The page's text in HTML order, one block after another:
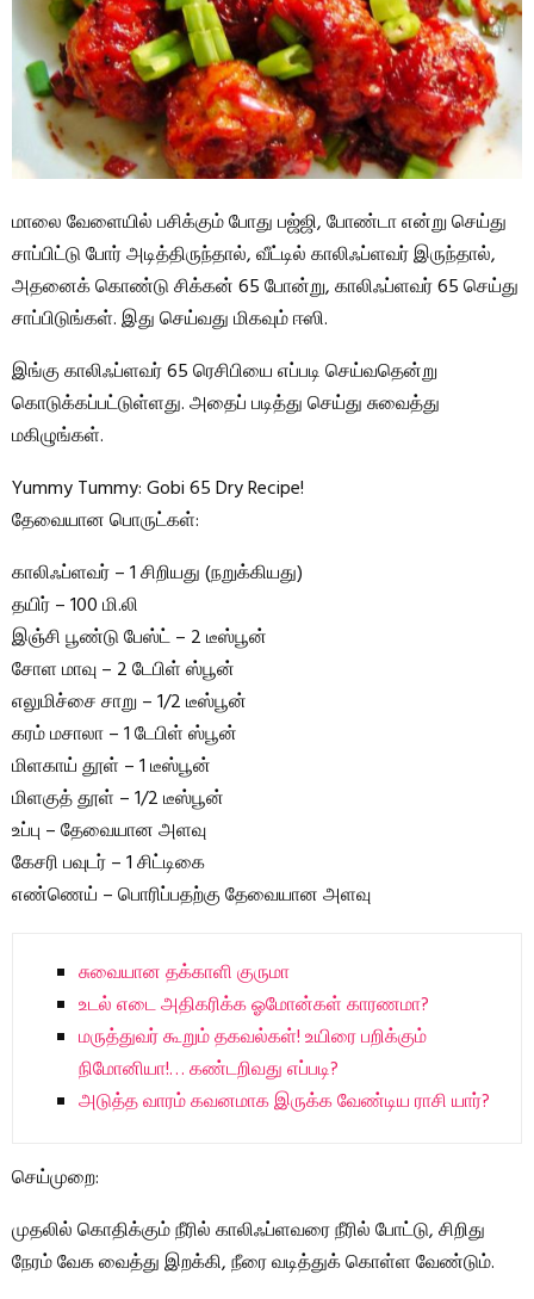
மாலை வேளையில் பசிக்கும் போது பஜ்ஜி, போண்டா என்று செய்து
சாப்பிட்டு போர் அடித்திருந்தால், வீட்டில் காலிஃப்ளவர் இருந்தால்,
அதனைக் கொண்டு சிக்கன் 65 போன்று, காலிஃப்ளவர் 65 செய்து
சாப்பிடுங்கள். இது செய்வது மிகவும் ஈஸி.
இங்கு காலிஃப்ளவர் 65 ரெசிபியை எப்படி செய்வதென்று
கொடுக்கப்பட்டுள்ளது. அதைப் படித்து செய்து சுவைத்து
மகிழுங்கள்.
Yummy Tummy: Gobi 65 Dry Recipe!
தேவையான பொருட்கள்:
காலிஃப்ளவர் – 1 சிறியது (நறுக்கியது)
தயிர் – 100 மி.லி
இஞ்சி பூண்டு பேஸ்ட் – 2 டீஸ்பூன்
சோள மாவு – 2 டேபிள் ஸ்பூன்
எலுமிச்சை சாறு – 1/2 டீஸ்பூன்
கரம் மசாலா – 1 டேபிள் ஸ்பூன்
மிளகாய் தூள் – 1 டீஸ்பூன்
மிளகுத் தூள் – 1/2 டீஸ்பூன்
உப்பு – தேவையான அளவு
கேசரி பவுடர் – 1 சிட்டிகை
எண்ணெய் – பொரிப்பதற்கு தேவையான அளவு
சுவையான தக்காளி குருமா
உடல் எடை அதிகரிக்க ஓமோன்கள் காரணமா?
மருத்துவர் கூறும் தகவல்கள்! உயிரை பறிக்கும்
நிமோனியா!… கண்டறிவது எப்படி?
அடுத்த வாரம் கவனமாக இருக்க வேண்டிய ராசி யார்?
செய்முறை:
முதலில் கொதிக்கும் நீரில் காலிஃப்ளவரை நீரில் போட்டு, சிறிது
நேரம் வேக வைத்து இறக்கி, நீரை வடித்துக் கொள்ள வேண்டும்.